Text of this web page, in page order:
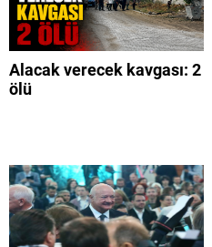
Alacak verecek kavgası: 2
ölü